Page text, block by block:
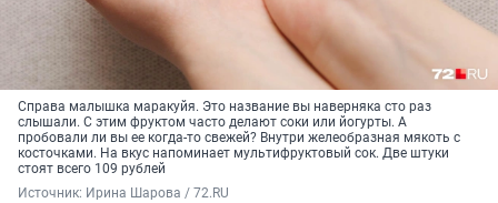
Справа малышка маракуйя. Это название вы наверняка сто раз
слышали. С этим фруктом часто делают соки или йогурты. А
пробовали ли вы ее когда-то свежей? Внутри желеобразная мякоть с
косточками. На вкус напоминает мультифруктовый сок. Две штуки
стоят всего 109 рублей
Источник: Ирина Шарова / 72.RU